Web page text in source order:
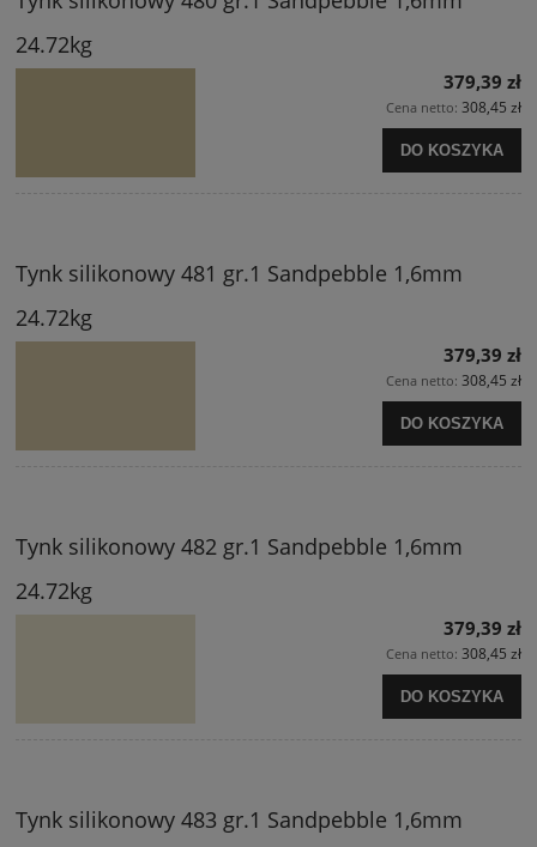
24.72kg
379,39 zł
Cena netto: 308,45 zł
DO KOSZYKA
Tynk silikonowy 481 gr.1 Sandpebble 1,6mm
24.72kg
379,39 zł
Cena netto: 308,45 zł
DO KOSZYKA
Tynk silikonowy 482 gr.1 Sandpebble 1,6mm
24.72kg
379,39 zł
Cena netto: 308,45 zł
DO KOSZYKA
Tynk silikonowy 483 gr.1 Sandpebble 1,6mm